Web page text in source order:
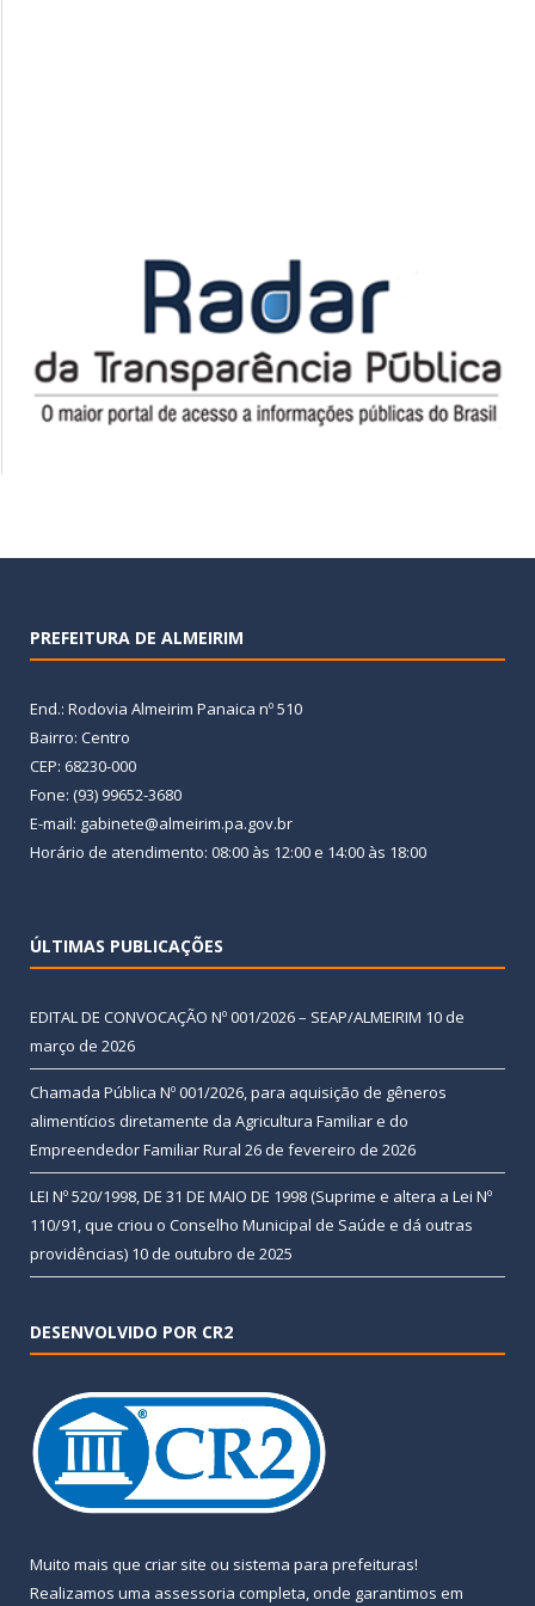
PREFEITURA DE ALMEIRIM
End.: Rodovia Almeirim Panaica nº 510
Bairro: Centro
CEP: 68230-000
Fone: (93) 99652-3680
E-mail: gabinete@almeirim.pa.gov.br
Horário de atendimento: 08:00 às 12:00 e 14:00 às 18:00
ÚLTIMAS PUBLICAÇÕES
EDITAL DE CONVOCAÇÃO Nº 001/2026 – SEAP/ALMEIRIM 10 de
março de 2026
Chamada Pública Nº 001/2026, para aquisição de gêneros
alimentícios diretamente da Agricultura Familiar e do
Empreendedor Familiar Rural 26 de fevereiro de 2026
LEI Nº 520/1998, DE 31 DE MAIO DE 1998 (Suprime e altera a Lei Nº
110/91, que criou o Conselho Municipal de Saúde e dá outras
providências) 10 de outubro de 2025
DESENVOLVIDO POR CR2
Muito mais que criar site ou sistema para prefeituras!
Realizamos uma assessoria completa, onde garantimos em